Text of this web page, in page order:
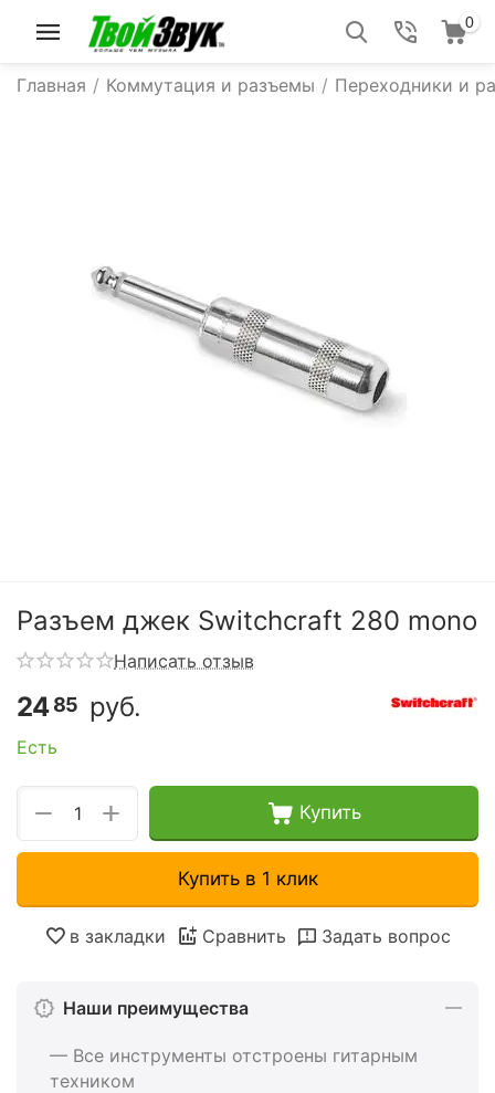
0
Главная / Коммутация и разъемы / Переходники и
Разъем джек Switchcraft 280 mono
Написать отзыв
2485 руб.
Есть
+
− Купить
Купить в 1 клик
в закладки Сравнить Задать вопрос
Наши преимущества
— Все инструменты отстроены гитарным
техником